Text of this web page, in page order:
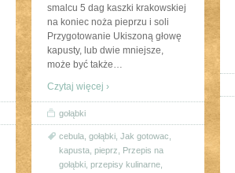
smalcu 5 dag kaszki krakowskiej
na koniec noża pieprzu i soli
Przygotowanie Ukiszoną głowę
kapusty, lub dwie mniejsze,
może być także…
Czytaj więcej ›
gołąbki
cebula gołąbki Jak gotowac
kapusta pieprz
Przepis na
gołąbki przepisy kulinarne